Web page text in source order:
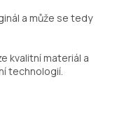
a může se tedy
kvalitní materiál a
technologií.